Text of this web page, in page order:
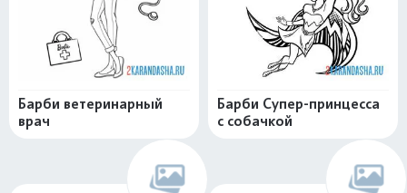
Барби ветеринарный
врач
Барби Супер-принцесса
с собачкой